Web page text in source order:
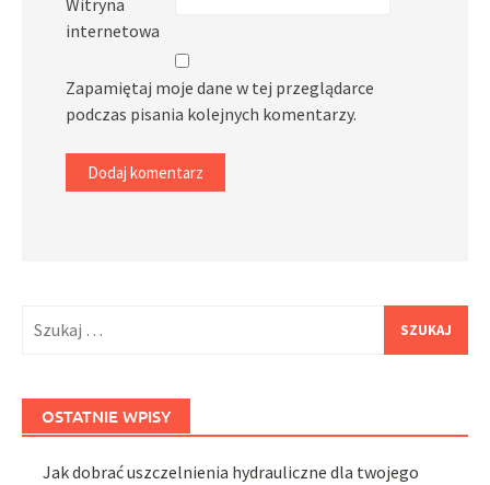
internetowa
Zapamiętaj moje dane w tej przeglądarce
podczas pisania kolejnych komentarzy.
OSTATNIE WPISY
Jak dobrać uszczelnienia hydrauliczne dla twojego